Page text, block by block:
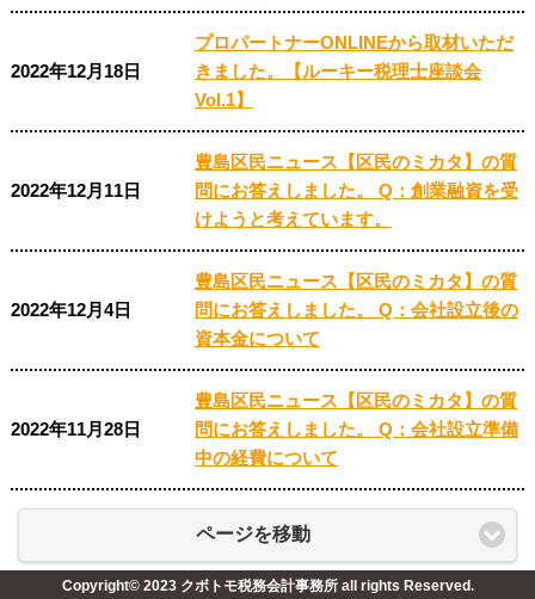
2022年12月18日
プロパートナーONLINEから取材いただ
きました。【ルーキー税理士座談会
Vol.1】
2022年12月11日
豊島区民ニュース【区民のミカタ】の質
問にお答えしました。 Q：創業融資を受
けようと考えています。
2022年12月4日
豊島区民ニュース【区民のミカタ】の質
問にお答えしました。 Q：会社設立後の
資本金について
2022年11月28日
豊島区民ニュース【区民のミカタ】の質
問にお答えしました。 Q：会社設立準備
中の経費について
ページを移動
Copyright© 2023 クボトモ税務会計事務所 all rights Reserved.